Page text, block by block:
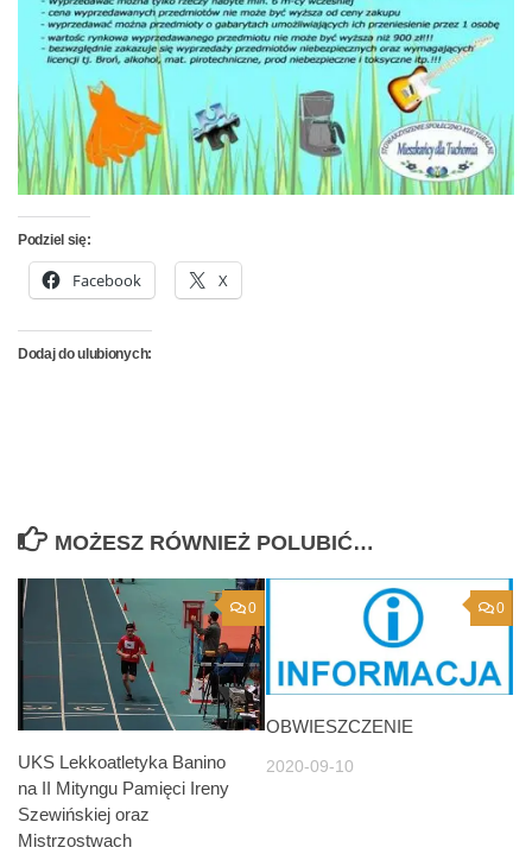
Podziel się:
Facebook X
Dodaj do ulubionych:
MOŻESZ RÓWNIEŻ POLUBIĆ…
0
UKS Lekkoatletyka Banino
na II Mityngu Pamięci Ireny
Szewińskiej oraz
Mistrzostwach
0
OBWIESZCZENIE
2020-09-10